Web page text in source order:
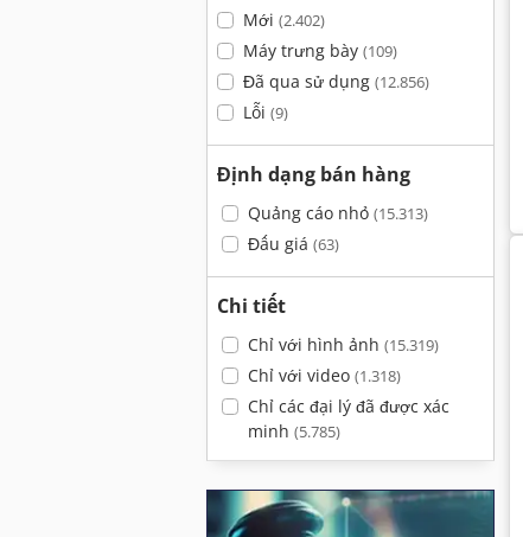
Mới (2.402)
Máy trưng bày (109)
Đã qua sử dụng (12.856)
Lỗi (9)
Định dạng bán hàng
Quảng cáo nhỏ (15.313)
Đấu giá (63)
Chi tiết
Chỉ với hình ảnh (15.319)
Chỉ với video (1.318)
Chỉ các đại lý đã được xác
minh (5.785)